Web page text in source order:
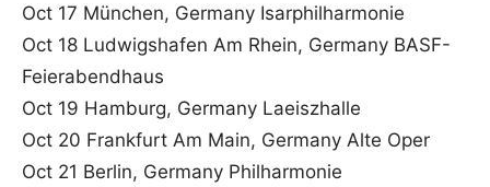
Oct 17 München, Germany Isarphilharmonie
Oct 18 Ludwigshafen Am Rhein, Germany BASF-
Feierabendhaus
Oct 19 Hamburg, Germany Laeiszhalle
Oct 20 Frankfurt Am Main, Germany Alte Oper
Oct 21 Berlin, Germany Philharmonie